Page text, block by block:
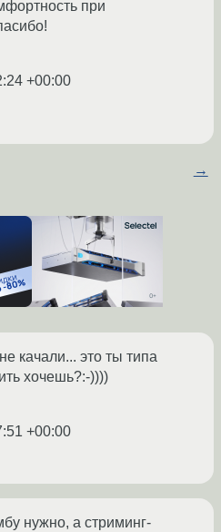
при
+00:00
→
качали... это ты типа
хочешь?:-))))
+00:00
нужно, а стриминг-